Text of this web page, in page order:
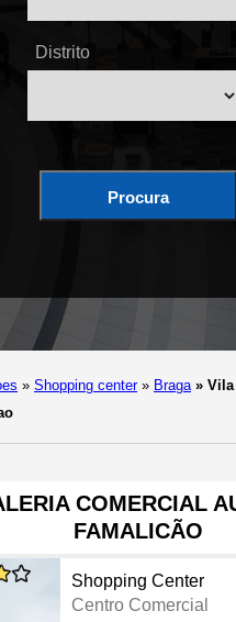
Distrito
Procura
» Shopping center » Braga » Vila
COMERCIAL
FAMALICÃO
Shopping Center
Centro Comercial